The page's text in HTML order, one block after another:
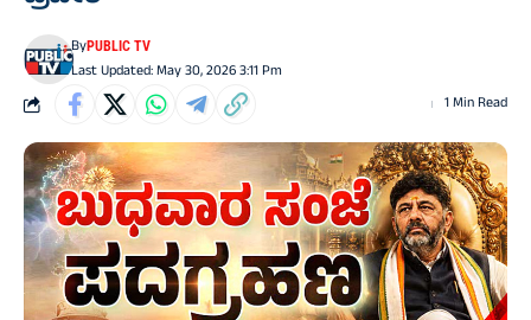
Last Updated: May 30, 2026 3:11 Pm
ByPUBLIC TV
1 Min Read